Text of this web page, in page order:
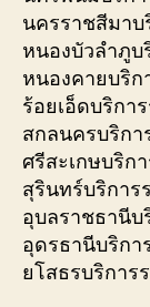
นครราชสีมา
หนองบัวลำภู
หนองคายบริ
ร้อยเอ็ดบริกา
สกลนครบริก
ศรีสะเกษบริก
สุรินทร์บริกา
อุบลราชธานี
อุดรธานีบริก
ยโสธรบริการ